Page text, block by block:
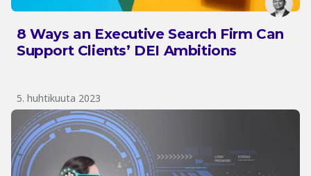
8 Ways an Executive Search Firm Can
Support Clients’ DEI Ambitions
5. huhtikuuta 2023